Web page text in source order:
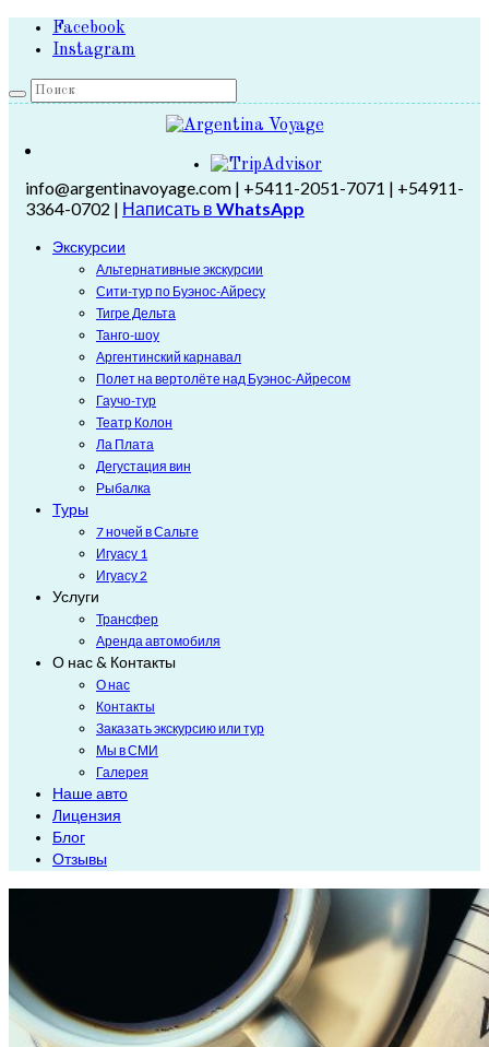
Facebook
Instagram
info@argentinavoyage.com | +5411-2051-7071 | +54911-
3364-0702 | Написать в WhatsApp
Экскурсии
Альтернативные экскурсии
Сити-тур по Буэнос-Айресу
Тигре Дельта
Танго-шоу
Аргентинский карнавал
Полет на вертолёте над Буэнос-Айресом
Гаучо-тур
Театр Колон
Ла Плата
Дегустация вин
Рыбалка
Туры
7 ночей в Сальте
Игуасу 1
Игуасу 2
Услуги
Трансфер
Аренда автомобиля
О нас & Контакты
О нас
Контакты
Заказать экскурсию или тур
Мы в СМИ
Галерея
Наше авто
Лицензия
Блог
Отзывы